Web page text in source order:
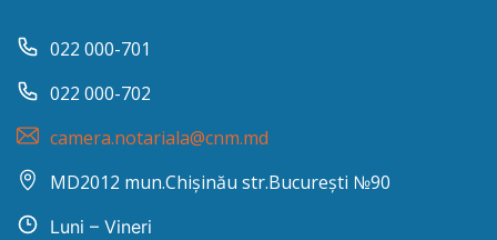
022 000-701
022 000-702
camera.notariala@cnm.md
MD2012 mun.Chișinău str.București №90
Luni – Vineri